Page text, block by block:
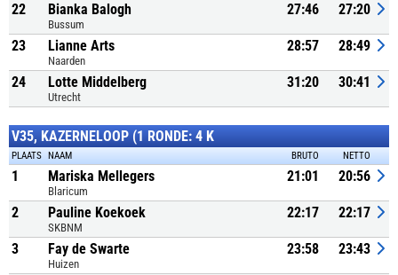
22 Bianka Balogh
Bussum
27:46 27:20
23 Lianne Arts
Naarden
28:57 28:49
24 Lotte Middelberg
Utrecht
31:20 30:41
V35, KAZERNELOOP (1 RONDE: 4 K
PLAATS NAAM BRUTO NETTO
1 Mariska Mellegers
Blaricum
21:01 20:56
2 Pauline Koekoek
SKBNM
22:17 22:17
3 Fay de Swarte
Huizen
23:58 23:43